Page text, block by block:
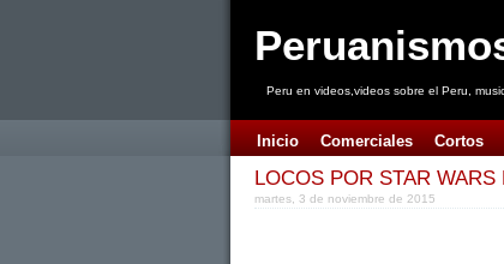
Peru en videos,videos sobre el Peru,
Inicio Comerciales Cortos
LOCOS POR STAR WARS
martes, 3 de noviembre de 2015